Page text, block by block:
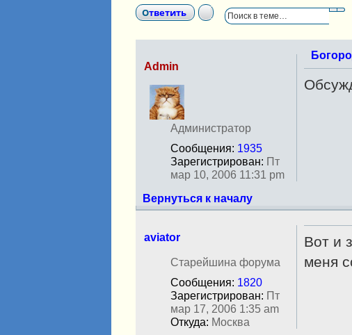
Ответить
Admin
Н
е
в
Администратор
Сообщения: 1935
Зарегистрирован: Пт
мар 10, 2006 11:31 pm
Вернуться к началу
aviator
Старейшина форума
Сообщения: 1820
Зарегистрирован: Пт
мар 17, 2006 1:35 am
Откуда: Москва
Вот и
меня